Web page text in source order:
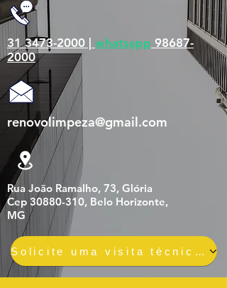
31 3473-2000 | whatsapp 98687-
2000
renovolimpeza@gmail.com
Rua João Ramalho, 73, Glória
Cep 30880-310, Belo Horizonte,
MG
Solicite uma visita técnica gratuita e sem compromisso